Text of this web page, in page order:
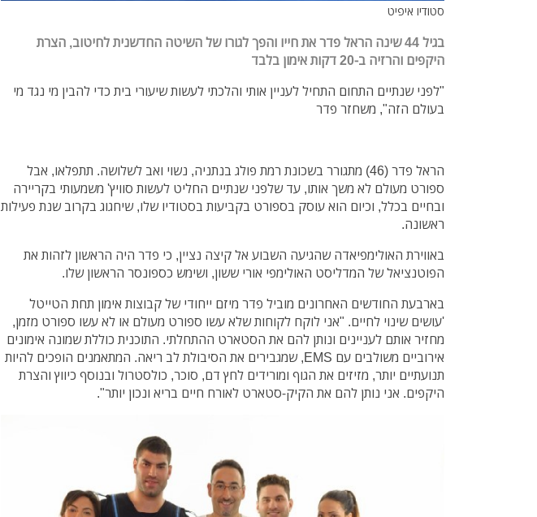
סטודיו איפיט
בגיל 44 שינה הראל פדר את חייו והפך לגורו של השיטה החדשנית לחיטוב, הצרת
היקפים והרזיה ב-20 דקות אימון בלבד
"לפני שנתיים התחום התחיל לעניין אותי והלכתי לעשות שיעורי בית כדי להבין מי נגד מי
בעולם הזה", משחזר פדר
הראל פדר (46) מתגורר בשכונת רמת פולג בנתניה, נשוי ואב לשלושה. תתפלאו, אבל
ספורט מעולם לא משך אותו, עד שלפני שנתיים החליט לעשות סוויץ' משמעותי בקריירה
ובחיים בכלל, וכיום הוא עוסק בספורט בקביעות בסטודיו שלו, שיחגוג בקרוב שנת פעילות
ראשונה.
באווירת האולימפיאדה שהגיעה השבוע אל קיצה נציין, כי פדר היה הראשון לזהות את
הפוטנציאל של המדליסט האולימפי אורי ששון, ושימש כספונסר הראשון שלו.
בארבעת החודשים האחרונים מוביל פדר מיזם ייחודי של קבוצות אימון תחת הטייטל
'עושים שינוי לחיים. "אני לוקח לקוחות שלא עשו ספורט מעולם או לא עשו ספורט מזמן,
מחזיר אותם לעניינים ונותן להם את הסטארט ההתחלתי. התוכנית כוללת שמונה אימונים
אירוביים משולבים עם EMS, שמגבירים את הסיבולת לב ריאה. המתאמנים הופכים להיות
תנועתיים יותר, מזיזים את הגוף ומורידים לחץ דם, סוכר, כולסטרול ובנוסף כיווץ והצרת
היקפים. אני נותן להם את הקיק-סטארט לאורח חיים בריא ונכון יותר".